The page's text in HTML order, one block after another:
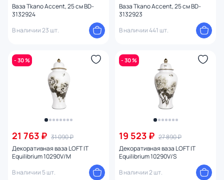
Ваза Tkano Accent, 25 см BD-
3132924
В наличии 23 шт.
Ваза Tkano Accent, 25 см BD-
3132923
В наличии 441 шт.
- 30 %
21 763 ₽ 31 090 ₽
Декоративная ваза LOFT IT
Equilibrium 10290V/M
В наличии 5 шт.
- 30 %
19 523 ₽ 27 890 ₽
Декоративная ваза LOFT IT
Equilibrium 10290V/S
В наличии 2 шт.